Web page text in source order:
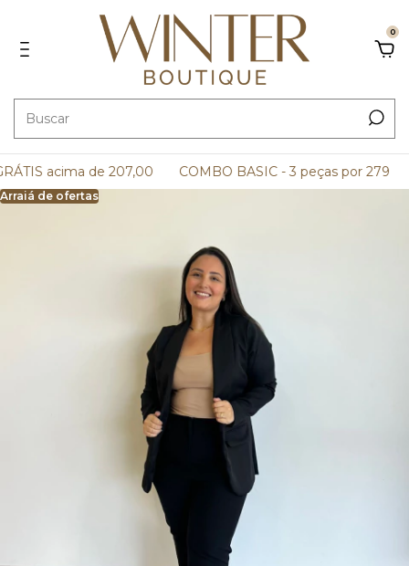
0
acima de 207,00 COMBO BASIC - 3 peças por 279
Arraiá de ofertas